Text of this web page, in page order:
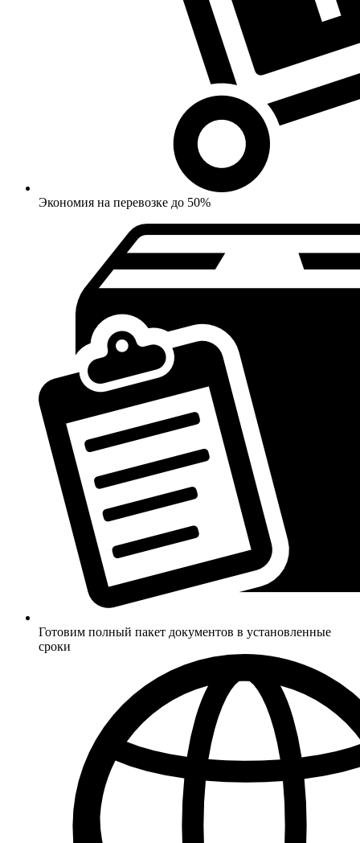
Экономия на перевозке до 50%
Готовим полный пакет документов в установленные
сроки